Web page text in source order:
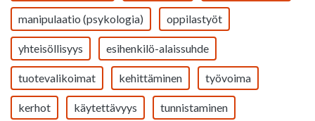
manipulaatio (psykologia) oppilastyöt
yhteisöllisyys esihenkilö-alaissuhde
tuotevalikoimat kehittäminen työvoima
kerhot käytettävyys tunnistaminen